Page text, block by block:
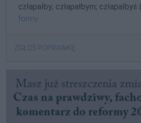
człapałby; człapałbym; człapałbyś |
formy
ZGŁOŚ POPRAWKĘ